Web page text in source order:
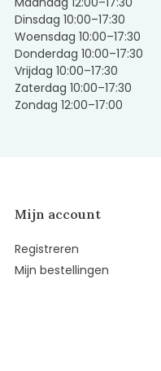
Dinsdag 10:00–17:30
Woensdag 10:00–17:30
Donderdag 10:00–17:30
Vrijdag 10:00–17:30
Zaterdag 10:00–17:30
Zondag 12:00–17:00
Mijn account
Registreren
Mijn bestellingen